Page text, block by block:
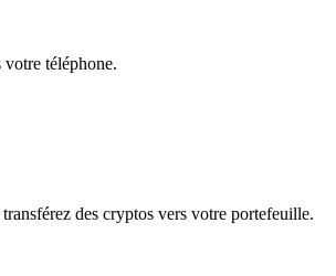
téléphone.
des cryptos vers votre portefeuille.